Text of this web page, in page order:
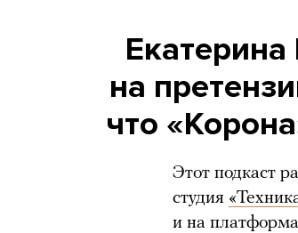
на
что
Этот подкаст
студия
и на